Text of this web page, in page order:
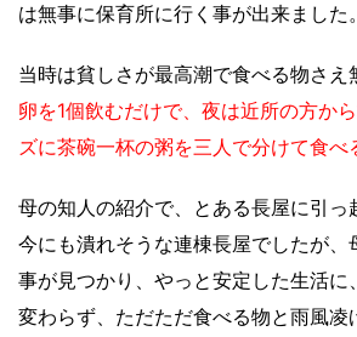
は無事に保育所に行く事が出来ました。
当時は貧しさが最高潮で食べる物さえ
卵を1個飲むだけで、夜は近所の方か
ズに茶碗一杯の粥を三人で分けて食べ
母の知人の紹介で、とある長屋に引っ
今にも潰れそうな連棟長屋でしたが、
事が見つかり、やっと安定した生活に
変わらず、ただただ食べる物と雨風凌